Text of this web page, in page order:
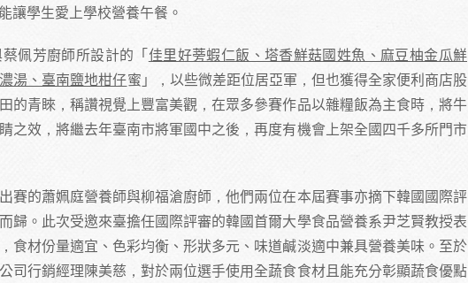
讓學生愛上學校營養午餐。
佩芳廚師所設計的「佳里好蒡蝦仁飯、塔香鮮菇國姓魚、麻豆柚金瓜鮮
湯、臺南鹽地柑仔蜜」，以些微差距位居亞軍，但也獲得全家便利商店股
的青睞，稱讚視覺上豐富美觀，在眾多參賽作品以雜糧飯為主食時，將牛
之效，將繼去年臺南市將軍國中之後，再度有機會上架全國四千多所門市
賽的蕭姵庭營養師與柳福滄廚師，他們兩位在本屆賽事亦摘下韓國國際評
歸。此次受邀來臺擔任國際評審的韓國首爾大學食品營養系尹芝賢教授表
食材份量適宜、色彩均衡、形狀多元、味道鹹淡適中兼具營養美味。至於
司行銷經理陳美慈，對於兩位選手使用全蔬食食材且能充分彰顯蔬食優點